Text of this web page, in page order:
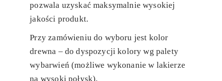
pozwala uzyskać maksymalnie wysokiej
jakości produkt.
Przy zamówieniu do wyboru jest kolor
drewna – do dyspozycji kolory wg palety
wybarwień (możliwe wykonanie w lakierze
na wysoki połysk).